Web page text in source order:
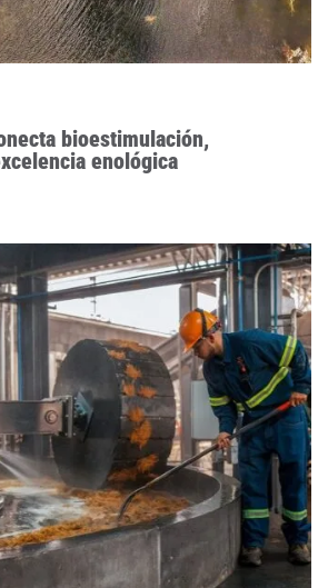
bioestimulación,
enológica